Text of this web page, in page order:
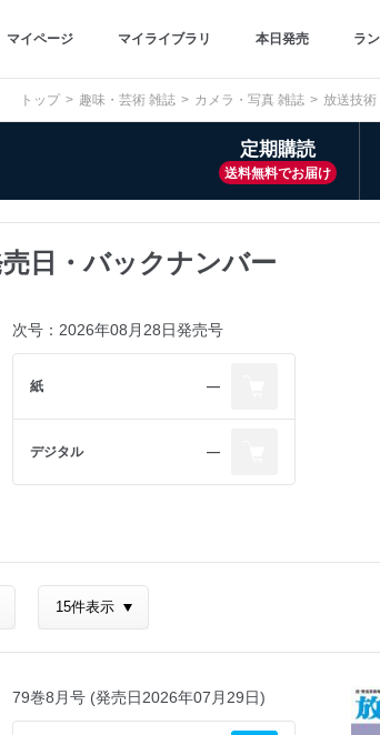
マイページ マイライブラリ 本日発売 ラ
トップ 趣味・芸術 雑誌 カメラ・写真 雑誌 放送技術
定期購読
送料無料でお届け
日・バックナンバー
次号：2026年08月28日発売号
紙 ―
デジタル ―
79巻8月号 (発売日2026年07月29日)